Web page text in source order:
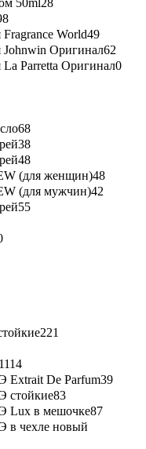
50ml 28
World49
Johnwin Оригинал62
Parretta Оригинал0
68
38
48
(для женщин)48
(для мужчин)42
55
221
1114
Extrait De Parfum39
стойкие83
Lux в мешочке87
в чехле новый